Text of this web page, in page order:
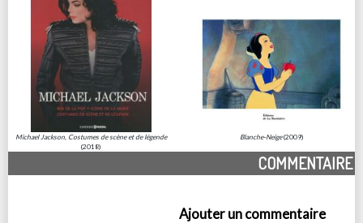
Michael Jackson, Costumes de scène et de légende
(2018)
Blanche-Neige(2009)
COMMENTAIRE
Ajouter un commentaire